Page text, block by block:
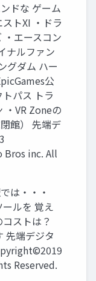
ドな ゲーム
トXI ・ドラ
・エースコン
ナルファン
グダム ハー
公
パス トラ
・VR Zoneの
館） 先端デ
inc. All
は・・・
ールを 覚え
ストは？
先端デジタ
Reserved.